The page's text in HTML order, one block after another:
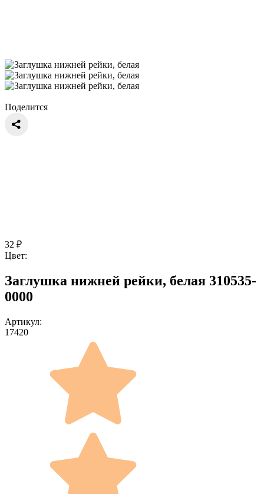
Поделится
32 ₽
Цвет:
Заглушка нижней рейки, белая 310535-
0000
Артикул:
17420